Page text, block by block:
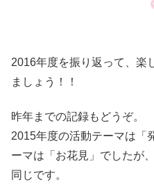
2016年度を振り返って、楽
ましょう！！
昨年までの記録もどうぞ。
2015年度の活動テーマは「
ーマは「お花見」でしたが
同じです。